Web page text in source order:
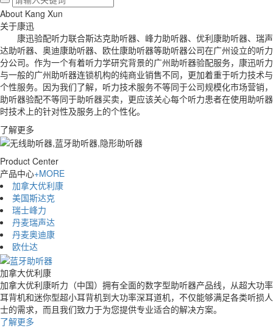
About Kang Xun
关于康迅
康迅验配听力联合斯达克助听器、峰力助听器、优利康助听器、瑞声
达助听器、奥迪康助听器、欧仕康助听器等助听器公司在广州设立的听力
分公司。作为一个有着听力学研究背景的广州助听器验配服务，康迅听力
与一般的广州助听器连锁机构的纯商业销售不同，更加着重于听力技术与
个性服务。因为我们了解，听力技术服务不等同于公司规模化市场营销，
助听器验配不等同于助听器买卖，更应该关心每个听力患者在使用助听器
时技术上的针对性及服务上的个性化。
了解更多
Product Center
产品中心+MORE
加拿大优利康
美国斯达克
瑞士峰力
丹麦瑞声达
丹麦奥迪康
欧仕达
加拿大优利康
加拿大优利康听力（中国）拥有全面的数字型助听器产品线，从超大功率
耳背机和迷你型超小耳背机到大功率深耳道机，不仅能够满足各类听损人
士的需求，而且我们致力于为您提供专业适合的解决方案。
了解更多